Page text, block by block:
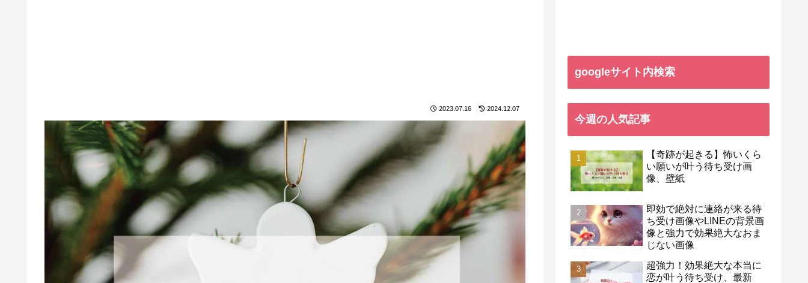
2023.07.16 2024.12.07
googleサイト内検索
今週の人気記事
【奇跡が起きる】怖いくら
い願いが叶う待ち受け画
像、壁紙
即効で絶対に連絡が来る待
ち受け画像やLINEの背景画
像と強力で効果絶大なおま
じない画像
超強力！効果絶大な本当に
恋が叶う待ち受け、最新